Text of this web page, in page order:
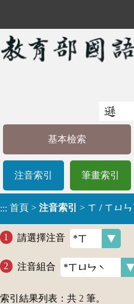
基本檢索
注音索引 筆畫索引
::: 首頁 > 注音索引 > ㄒ / ㄒㄩㄣ
請選擇注音
注音組合
索引結果列表：共 2 筆。